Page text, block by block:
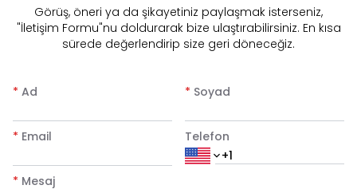
​Görüş, öneri ya da şikayetiniz paylaşmak isterseniz,
"İletişim Formu"nu doldurarak bize ulaştırabilirsiniz. En kısa
sürede değerlendirip size geri döneceğiz.
* Ad * Soyad
* Email Telefon
* Mesaj